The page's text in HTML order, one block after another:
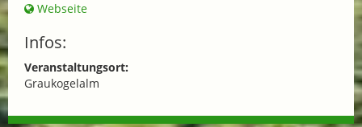
Webseite
Infos:
Veranstaltungsort:
Graukogelalm